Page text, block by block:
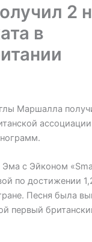
2
в
Маршалла
ассоциации
с Эйконом
по достижении
Песня была
первый